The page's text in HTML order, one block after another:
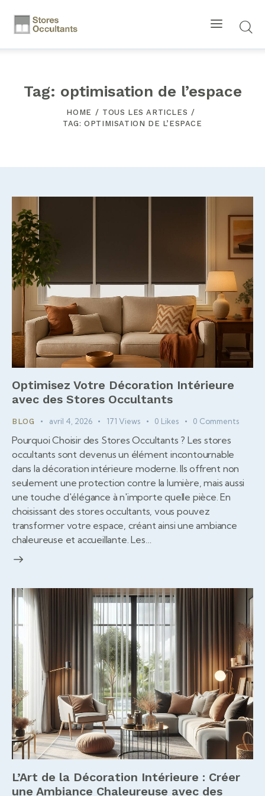
Tag: optimisation de l’espace
HOME
TOUS LES ARTICLES
TAG: OPTIMISATION DE L’ESPACE
Optimisez Votre Décoration Intérieure
avec des Stores Occultants
BLOG avril 4, 2026 171 Views 0 Likes 0 Comments
Pourquoi Choisir des Stores Occultants ? Les stores
occultants sont devenus un élément incontournable
dans la décoration intérieure moderne. Ils offrent non
seulement une protection contre la lumière, mais aussi
une touche d'élégance à n'importe quelle pièce. En
choisissant des stores occultants, vous pouvez
transformer votre espace, créant ainsi une ambiance
chaleureuse et accueillante. Les…
L’Art de la Décoration Intérieure : Créer
une Ambiance Chaleureuse avec des